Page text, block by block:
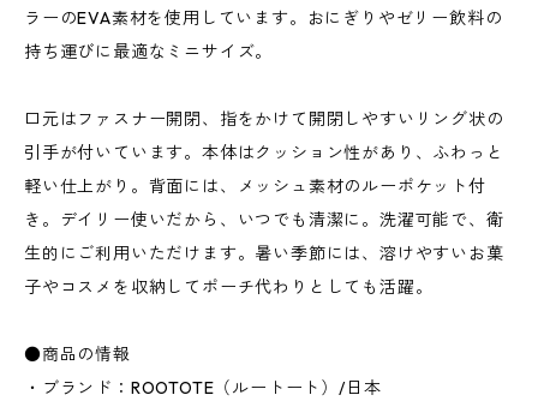
ラーのEVA素材を使用しています。おにぎりやゼリー飲料の
持ち運びに最適なミニサイズ。
口元はファスナー開閉、指をかけて開閉しやすいリング状の
引手が付いています。本体はクッション性があり、ふわっと
軽い仕上がり。背面には、メッシュ素材のルーポケット付
き。デイリー使いだから、いつでも清潔に。洗濯可能で、衛
生的にご利用いただけます。暑い季節には、溶けやすいお菓
子やコスメを収納してポーチ代わりとしても活躍。
●商品の情報
・ブランド：ROOTOTE（ルートート）/日本